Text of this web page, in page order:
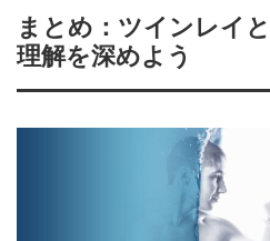
まとめ：ツインレイ
理解を深めよう